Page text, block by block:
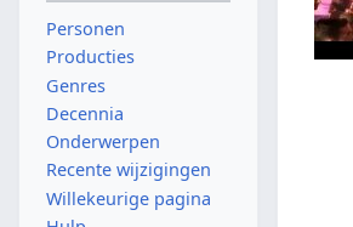
Personen
Producties
Genres
Decennia
Onderwerpen
Recente wijzigingen
Willekeurige pagina